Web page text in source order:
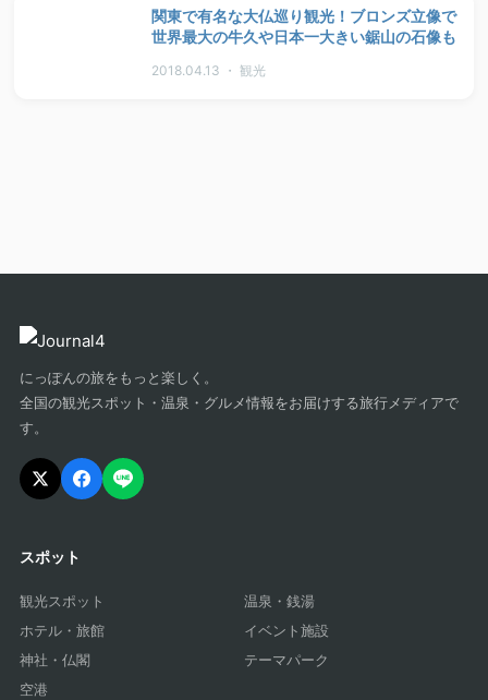
関東で有名な大仏巡り観光！ブロンズ立像で
世界最大の牛久や日本一大きい鋸山の石像も
2018.04.13 ・ 観光
にっぽんの旅をもっと楽しく。
全国の観光スポット・温泉・グルメ情報をお届けする旅行メディアで
す。
スポット
観光スポット
温泉・銭湯
ホテル・旅館
イベント施設
神社・仏閣
テーマパーク
空港